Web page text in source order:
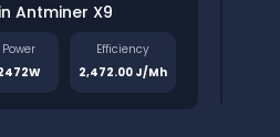
Antminer X9
Power
Efficiency
2,472.00 J/Mh